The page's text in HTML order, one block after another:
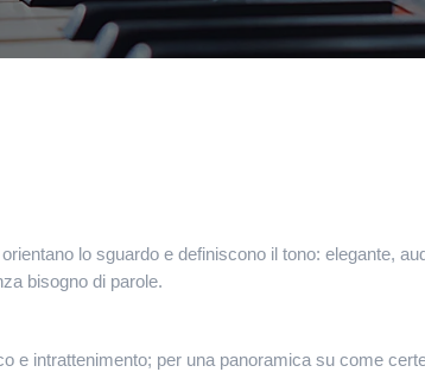
lo sguardo e definiscono il tono: elegante,
bisogno di parole.
e intrattenimento; per una panoramica su come